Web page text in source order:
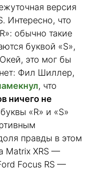
версия
Интересно, что
обычно такие
буквой «S»,
это мог бы
Фил Шиллер,
, что
ничего не
«R» и «S»
правды в этом
Matrix XRS —
Focus RS —